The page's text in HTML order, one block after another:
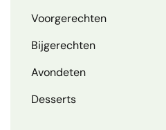
Voorgerechten
Bijgerechten
Avondeten
Desserts